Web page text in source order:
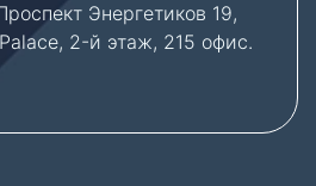
Энергетиков 19,
2-й этаж, 215 офис.